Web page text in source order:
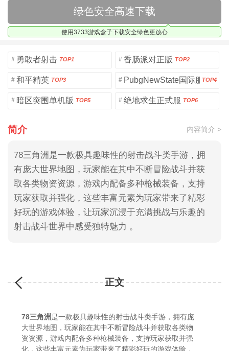
绿色安全高速下载
使用3733游戏盒子下载安全绿色更放心
# 勇敢者射击 TOP1 # 香肠派对正版 TOP2
# 和平精英 TOP3 # PubgNewState国际服TOP4
# 暗区突围单机版 TOP5 # 绝地求生正式服 TOP6
简介 内容简介 >
78三角洲是一款极具趣味性的射击战斗类手游，拥
有庞大世界地图，玩家能在其中不断冒险战斗并获
取各类物资资源，游戏内配备多种枪械装备，支持
玩家获取并强化，这些丰富元素为玩家带来了精彩
好玩的游戏体验，让玩家沉浸于充满挑战与乐趣的
射击战斗世界中感受独特魅力 。
正文
78三角洲是一款极具趣味性的射击战斗类手游，拥有庞
大世界地图，玩家能在其中不断冒险战斗并获取各类物
资资源，游戏内配备多种枪械装备，支持玩家获取并强
化，这些丰富元素为玩家带来了精彩好玩的游戏体验，